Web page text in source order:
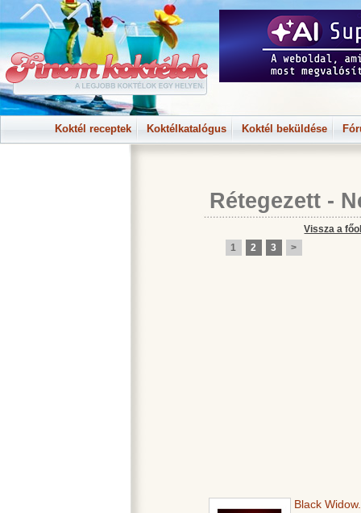
Koktél receptek Koktélkatalógus Koktél beküldése
Rétegezett -
Vissza a
1
2 3 >
Black